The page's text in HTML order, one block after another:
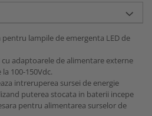
lampile de emergenta LED de
adaptoarele de alimentare externe
100-150Vdc.
intreruperea sursei de energie
puterea stocata in baterii incepe
pentru alimentarea surselor de